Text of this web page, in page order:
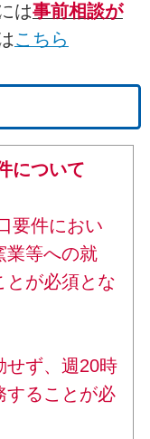
は事前相談が
こちら
について
要件におい
業等への就
とが必須とな
ず、週20時
することが必